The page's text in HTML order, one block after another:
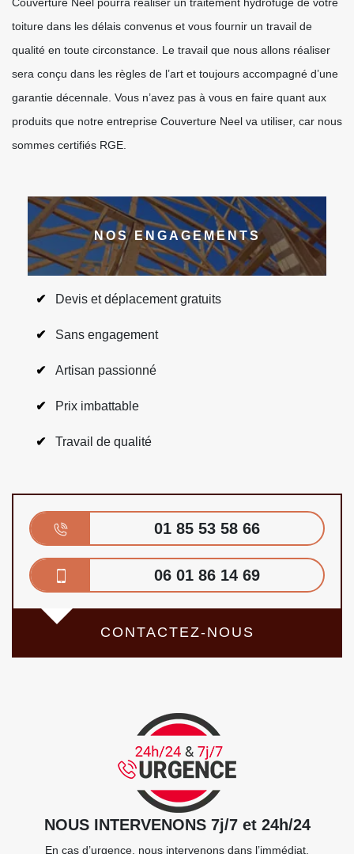
toiture dans les délais convenus et vous fournir un travail de
qualité en toute circonstance. Le travail que nous allons réaliser
sera conçu dans les règles de l’art et toujours accompagné d’une
garantie décennale. Vous n’avez pas à vous en faire quant aux
produits que notre entreprise Couverture Neel va utiliser, car nous
sommes certifiés RGE.
NOS ENGAGEMENTS
Devis et déplacement gratuits
Sans engagement
Artisan passionné
Prix imbattable
Travail de qualité
01 85 53 58 66
06 01 86 14 69
CONTACTEZ-NOUS
NOUS INTERVENONS 7j/7 et 24h/24
En cas d’urgence, nous intervenons dans l’immédiat,